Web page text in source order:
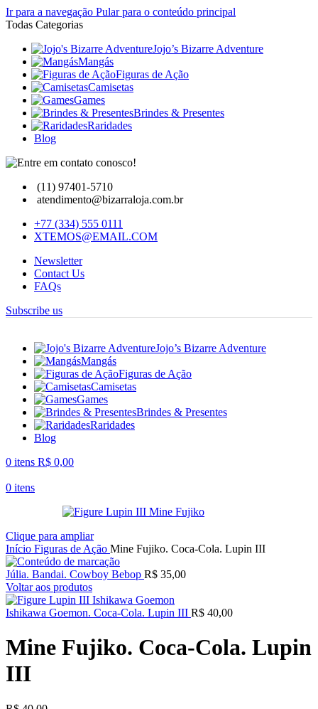
Ir para a navegação Pular para o conteúdo principal
Todas Categorias
Jojo’s Bizarre Adventure
Mangás
Figuras de Ação
Camisetas
Games
Brindes & Presentes
Raridades
Blog
(11) 97401-5710
atendimento@bizarraloja.com.br
+77 (334) 555 0111
XTEMOS@EMAIL.COM
Newsletter
Contact Us
FAQs
Subscribe us
Jojo’s Bizarre Adventure
Mangás
Figuras de Ação
Camisetas
Games
Brindes & Presentes
Raridades
Blog
0 itens R$ 0,00
0 itens
Clique para ampliar
Início Figuras de Ação Mine Fujiko. Coca-Cola. Lupin III
Júlia. Bandai. Cowboy Bebop R$ 35,00
Voltar aos produtos
Ishikawa Goemon. Coca-Cola. Lupin III R$ 40,00
Mine Fujiko. Coca-Cola. Lupin
III